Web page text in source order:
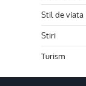
Stil de viata
Stiri
Turism